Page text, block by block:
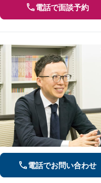
電話で面談予約
電話でお問い合わせ